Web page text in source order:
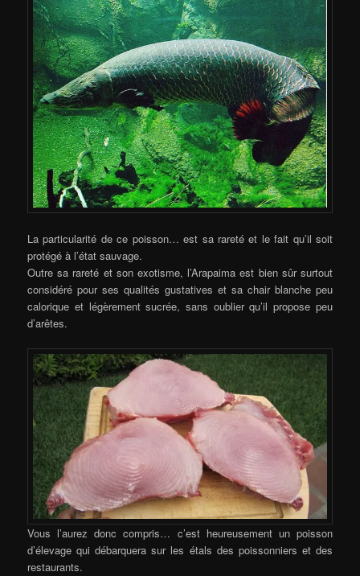
La particularité de ce poisson… est sa rareté et le fait qu’il soit
protégé à l’état sauvage.
Outre sa rareté et son exotisme, l’Arapaima est bien sûr surtout
considéré pour ses qualités gustatives et sa chair blanche peu
calorique et légèrement sucrée, sans oublier qu’il propose peu
d’arêtes.
Vous l’aurez donc compris… c’est heureusement un poisson
d’élevage qui débarquera sur les étals des poissonniers et des
restaurants.